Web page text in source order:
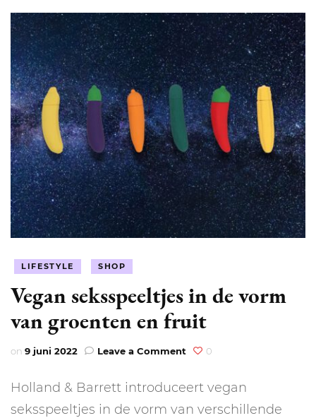
LIFESTYLE SHOP
Vegan seksspeeltjes in de vorm
van groenten en fruit
on 9 juni 2022 Leave a Comment on
in
de
0
Holland & Barrett introduceert vegan
seksspeeltjes in de vorm van verschillende